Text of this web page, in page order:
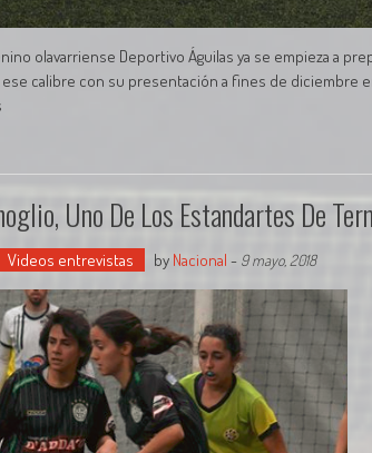
olavarriense Deportivo Águilas ya se empieza a
calibre con su presentación a fines de diciembre
Uno De Los Estandartes De
Videos entrevistas by Nacional - 9 mayo, 2018